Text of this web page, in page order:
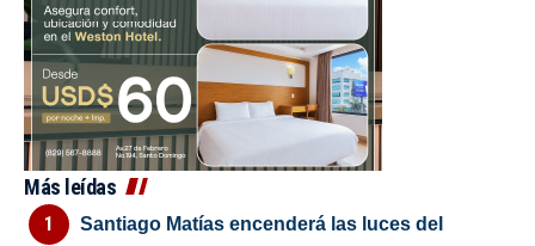
Más leídas
Santiago Matías encenderá las luces del